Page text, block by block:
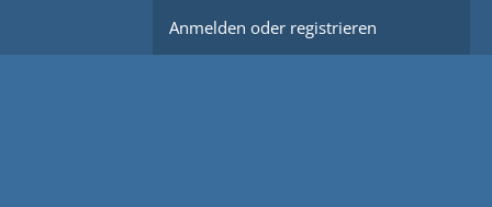
Anmelden oder registrieren